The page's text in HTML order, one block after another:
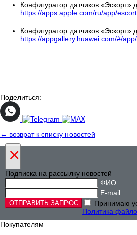
Конфигуратор датчиков
https://apps.apple.com/ru/app/
Конфигуратор датчиков «Эскорт»
https://appgallery.huawei.com/#/
Поделиться:
← возврат к списку новостей
×
Подписка на рассылку новостей
ФИО
E-mail
Принимаю
Политика
Покупателям